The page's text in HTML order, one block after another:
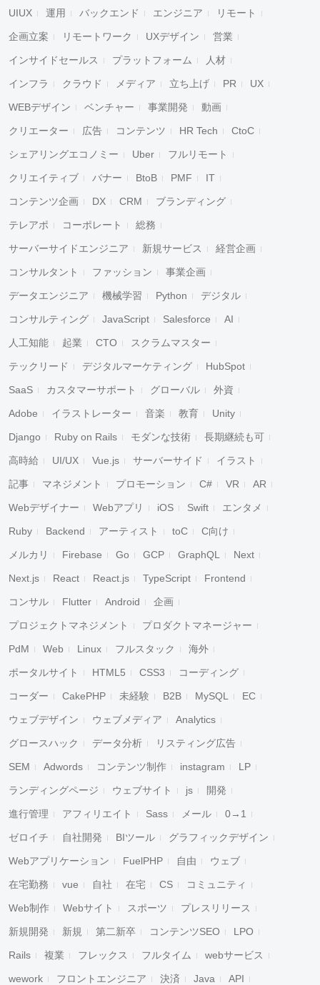
UIUX 運用 バックエンド エンジニア リモート
企画立案 リモートワーク UXデザイン 営業
インサイドセールス プラットフォーム 人材
インフラ クラウド メディア 立ち上げ PR UX
WEBデザイン ベンチャー 事業開発 動画
クリエーター 広告 コンテンツ HR Tech CtoC
シェアリングエコノミー Uber フルリモート
クリエイティブ バナー BtoB PMF IT
コンテンツ企画 DX CRM ブランディング
テレアポ コーポレート 総務
サーバーサイドエンジニア 新規サービス 経営企画
コンサルタント ファッション 事業企画
データエンジニア 機械学習 Python デジタル
コンサルティング JavaScript Salesforce AI
人工知能 起業 CTO スクラムマスター
テックリード デジタルマーケティング HubSpot
SaaS カスタマーサポート グローバル 外資
Adobe イラストレーター 音楽 教育 Unity
Django Ruby on Rails モダンな技術 長期継続も可
高時給 UI/UX Vue.js サーバーサイド イラスト
記事 マネジメント プロモーション C# VR AR
Webデザイナー Webアプリ iOS Swift エンタメ
Ruby Backend アーティスト toC C向け
メルカリ Firebase Go GCP GraphQL Next
Next.js React React.js TypeScript Frontend
コンサル Flutter Android 企画
プロジェクトマネジメント プロダクトマネージャー
PdM Web Linux フルスタック 海外
ポータルサイト HTML5 CSS3 コーディング
コーダー CakePHP 未経験 B2B MySQL EC
ウェブデザイン ウェブメディア Analytics
グロースハック データ分析 リスティング広告
SEM Adwords コンテンツ制作 instagram LP
ランディングページ ウェブサイト js 開発
進行管理 アフィリエイト Sass メール 0→1
ゼロイチ 自社開発 BIツール グラフィックデザイン
Webアプリケーション FuelPHP 自由 ウェブ
在宅勤務 vue 自社 在宅 CS コミュニティ
Web制作 Webサイト スポーツ プレスリリース
新規開発 新規 第二新卒 コンテンツSEO LPO
Rails 複業 フレックス フルタイム webサービス
wework フロントエンジニア 決済 Java API